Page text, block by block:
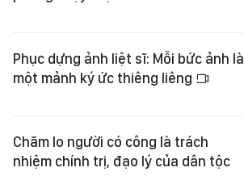
Phục dựng ảnh liệt sĩ: Mỗi bức ảnh là
một mảnh ký ức thiêng liêng
Chăm lo người có công là trách
nhiệm chính trị, đạo lý của dân tộc